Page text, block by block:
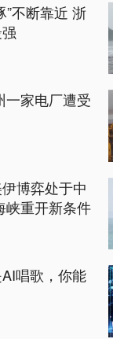
”不断靠近 浙
一家电厂遭受
博弈处于中
海峡重开新条件
唱歌，你能